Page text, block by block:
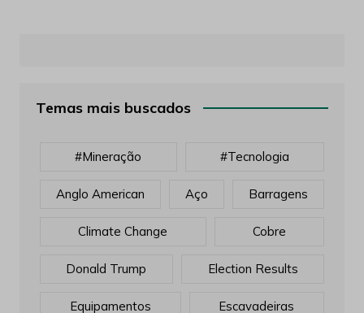
Temas mais buscados
#mineração #tecnologia
Anglo American Aço Barragens
Climate Change Cobre
Donald Trump Election Results
Equipamentos Escavadeiras